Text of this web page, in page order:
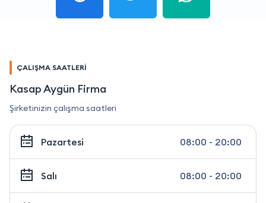
ÇALIŞMA SAATLERİ
Kasap Aygün Firma
Şirketinizin çalışma saatleri
Pazartesi 08:00 - 20:00
Salı 08:00 - 20:00